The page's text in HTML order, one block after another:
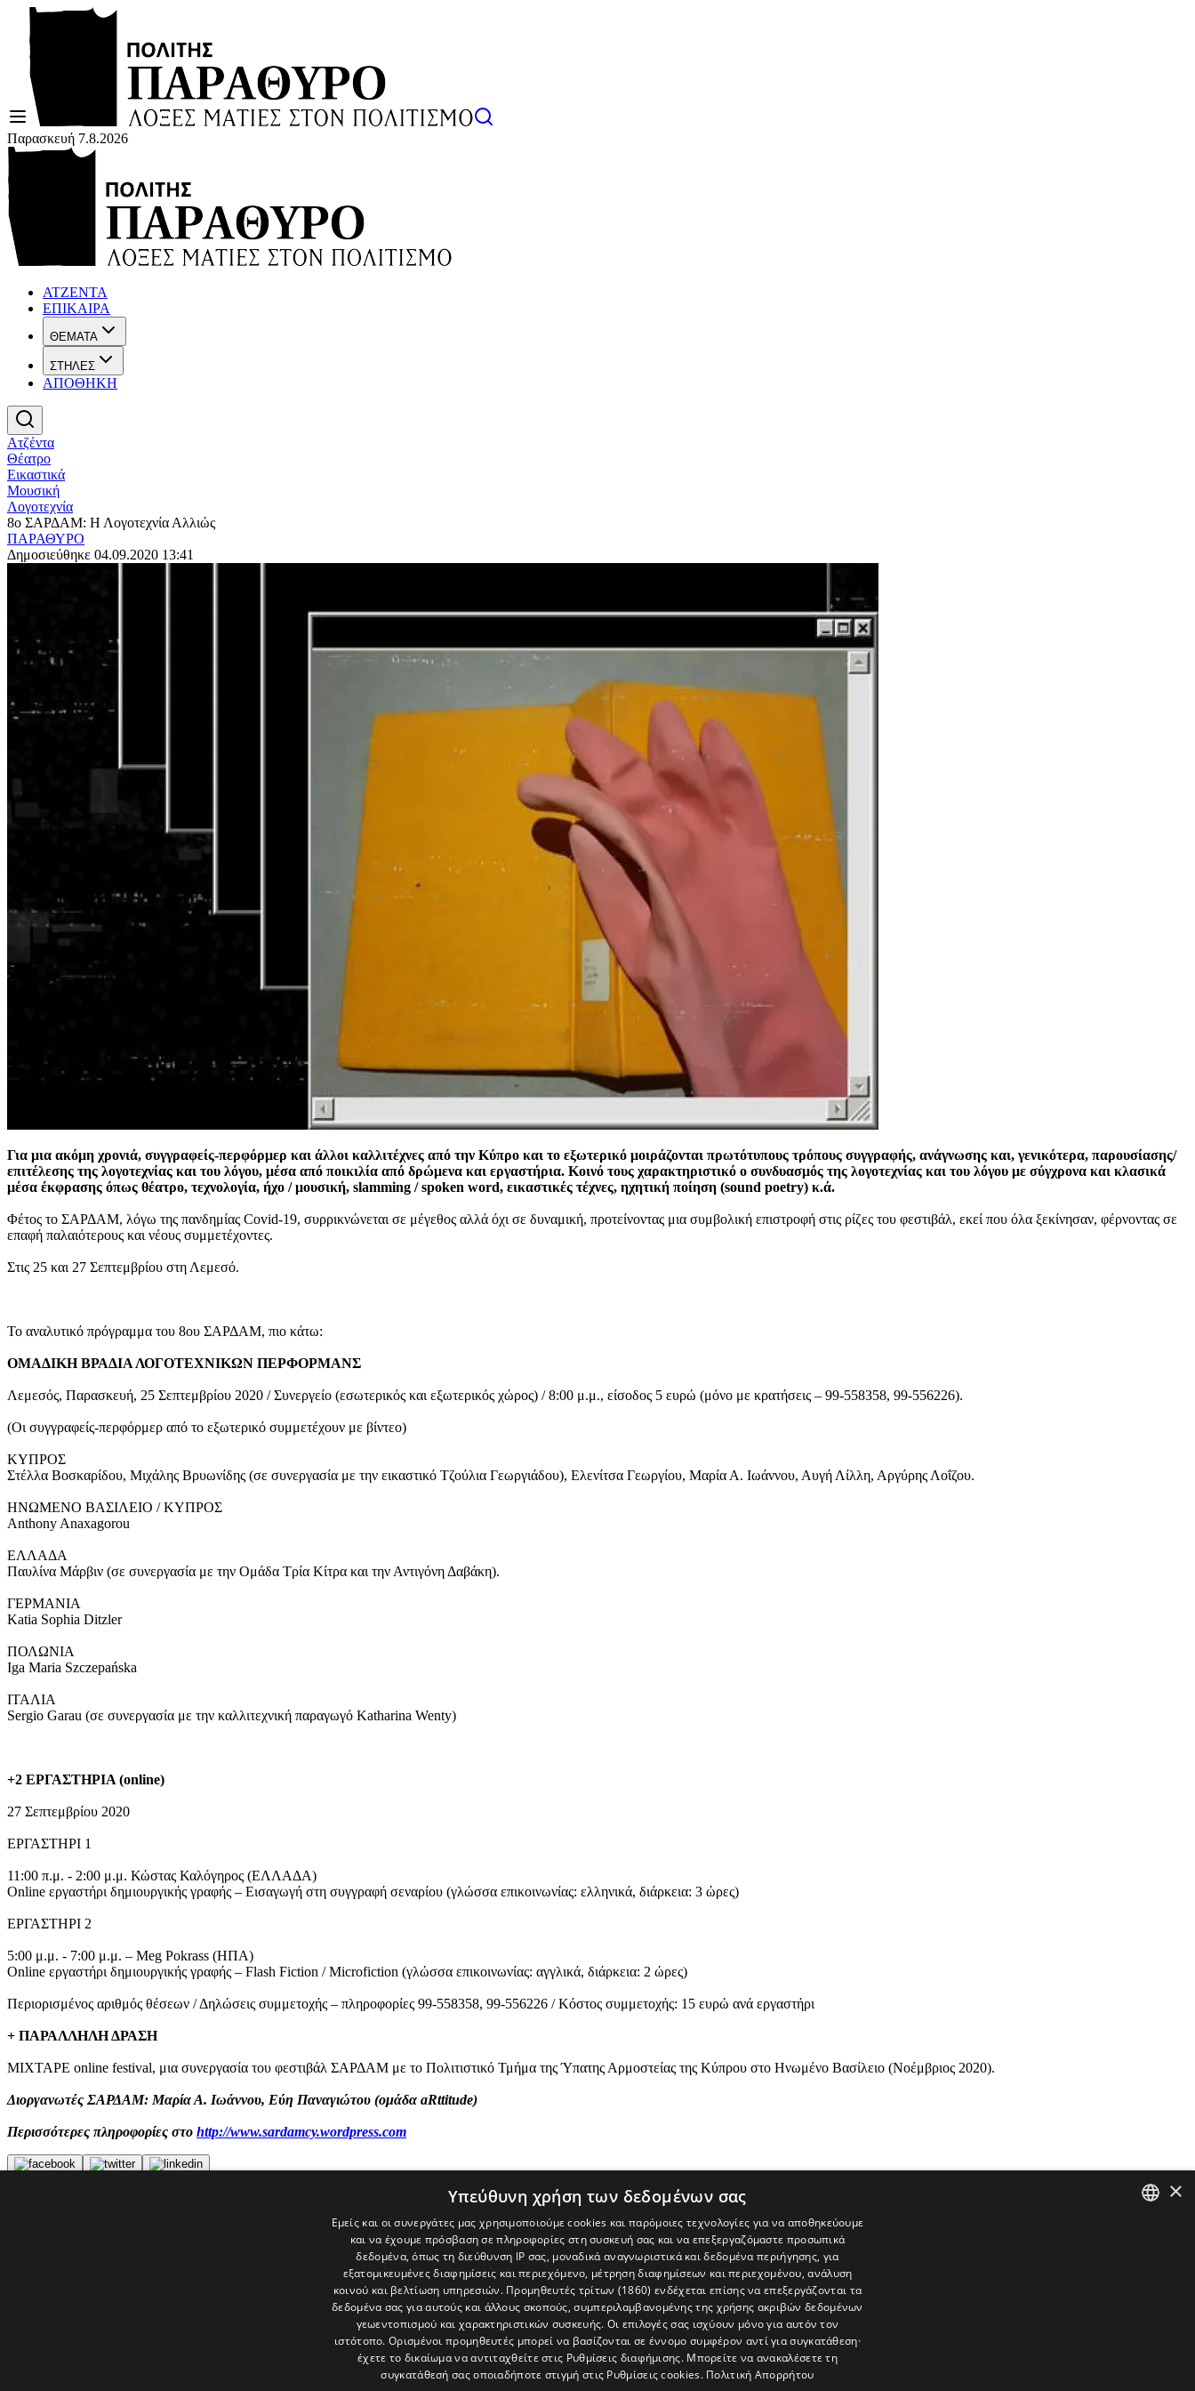
Παρασκευή 7.8.2026
ΑΤΖΕΝΤΑ
ΕΠΙΚΑΙΡΑ
ΘΕΜΑΤΑ
ΣΤΗΛΕΣ
ΑΠΟΘΗΚΗ
Ατζέντα
Θέατρο
Εικαστικά
Μουσική
Λογοτεχνία
8ο ΣΑΡΔΑΜ: Η Λογοτεχνία Αλλιώς
ΠΑΡΑΘΥΡΟ
Δημοσιεύθηκε 04.09.2020 13:41
Για μια ακόμη χρονιά, συγγραφείς-περφόρμερ και άλλοι καλλιτέχνες από την Κύπρο και το εξωτερικό μοιράζονται πρωτότυπους τρόπους συγγραφής, ανάγνωσης και, γενικότερα, παρουσίασης/
επιτέλεσης της λογοτεχνίας και του λόγου, μέσα από ποικιλία από δρώμενα και εργαστήρια. Κοινό τους χαρακτηριστικό ο συνδυασμός της λογοτεχνίας και του λόγου με σύγχρονα και κλασικά
μέσα έκφρασης όπως θέατρο, τεχνολογία, ήχο / μουσική, slamming / spoken word, εικαστικές τέχνες, ηχητική ποίηση (sound poetry) κ.ά.
Φέτος το ΣΑΡΔΑΜ, λόγω της πανδημίας Covid-19, συρρικνώνεται σε μέγεθος αλλά όχι σε δυναμική, προτείνοντας μια συμβολική επιστροφή στις ρίζες του φεστιβάλ, εκεί που όλα ξεκίνησαν, φέρνοντας σε
επαφή παλαιότερους και νέους συμμετέχοντες.
Στις 25 και 27 Σεπτεμβρίου στη Λεμεσό.
Το αναλυτικό πρόγραμμα του 8ου ΣΑΡΔΑΜ, πιο κάτω:
ΟΜΑΔΙΚΗ ΒΡΑΔΙΑ ΛΟΓΟΤΕΧΝΙΚΩΝ ΠΕΡΦΟΡΜΑΝΣ
Λεμεσός, Παρασκευή, 25 Σεπτεμβρίου 2020 / Συνεργείο (εσωτερικός και εξωτερικός χώρος) / 8:00 μ.μ., είσοδος 5 ευρώ (μόνο με κρατήσεις – 99-558358, 99-556226).
(Οι συγγραφείς-περφόρμερ από το εξωτερικό συμμετέχουν με βίντεο)
ΚΥΠΡΟΣ
Στέλλα Βοσκαρίδου, Μιχάλης Βρυωνίδης (σε συνεργασία με την εικαστικό Τζούλια Γεωργιάδου), Ελενίτσα Γεωργίου, Μαρία Α. Ιωάννου, Αυγή Λίλλη, Αργύρης Λοΐζου.
ΗΝΩΜΕΝΟ ΒΑΣΙΛΕΙΟ / ΚΥΠΡΟΣ
Anthony Anaxagorou
ΕΛΛΑΔΑ
Παυλίνα Μάρβιν (σε συνεργασία με την Ομάδα Τρία Κίτρα και την Αντιγόνη Δαβάκη).
ΓΕΡΜΑΝΙΑ
Katia Sophia Ditzler
ΠΟΛΩΝΙΑ
Iga Maria Szczepańska
ΙΤΑΛΙΑ
Sergio Garau (σε συνεργασία με την καλλιτεχνική παραγωγό Katharina Wenty)
+2 ΕΡΓΑΣΤΗΡΙΑ (online)
27 Σεπτεμβρίου 2020
ΕΡΓΑΣΤΗΡΙ 1
11:00 π.μ. - 2:00 μ.μ. Κώστας Καλόγηρος (ΕΛΛΑΔΑ)
Online εργαστήρι δημιουργικής γραφής – Εισαγωγή στη συγγραφή σεναρίου (γλώσσα επικοινωνίας: ελληνικά, διάρκεια: 3 ώρες)
ΕΡΓΑΣΤΗΡΙ 2
5:00 μ.μ. - 7:00 μ.μ. – Meg Pokrass (ΗΠΑ)
Online εργαστήρι δημιουργικής γραφής – Flash Fiction / Microfiction (γλώσσα επικοινωνίας: αγγλικά, διάρκεια: 2 ώρες)
Περιορισμένος αριθμός θέσεων / Δηλώσεις συμμετοχής – πληροφορίες 99-558358, 99-556226 / Κόστος συμμετοχής: 15 ευρώ ανά εργαστήρι
+ ΠΑΡΑΛΛΗΛΗ ΔΡΑΣΗ
MIXTAPE online festival, μια συνεργασία του φεστιβάλ ΣΑΡΔΑΜ με το Πολιτιστικό Τμήμα της Ύπατης Αρμοστείας της Κύπρου στο Ηνωμένο Βασίλειο (Νοέμβριος 2020).
Διοργανωτές ΣΑΡΔΑΜ: Μαρία Α. Ιωάννου, Εύη Παναγιώτου (ομάδα aRttitude)
Περισσότερες πληροφορίες στο http://www.sardamcy.wordpress.com
×
Υπεύθυνη χρήση των δεδομένων σας
Εμείς και οι συνεργάτες μας χρησιμοποιούμε cookies και παρόμοιες τεχνολογίες για να αποθηκεύουμε
και να έχουμε πρόσβαση σε πληροφορίες στη συσκευή σας και να επεξεργαζόμαστε προσωπικά
δεδομένα, όπως τη διεύθυνση IP σας, μοναδικά αναγνωριστικά και δεδομένα περιήγησης, για
εξατομικευμένες διαφημίσεις και περιεχόμενο, μέτρηση διαφημίσεων και περιεχομένου, ανάλυση
κοινού και βελτίωση υπηρεσιών. Προμηθευτές τρίτων (1860) ενδέχεται επίσης να επεξεργάζονται τα
δεδομένα σας για αυτούς και άλλους σκοπούς, συμπεριλαμβανομένης της χρήσης ακριβών δεδομένων
γεωεντοπισμού και χαρακτηριστικών συσκευής. Οι επιλογές σας ισχύουν μόνο για αυτόν τον
ιστότοπο. Ορισμένοι προμηθευτές μπορεί να βασίζονται σε έννομο συμφέρον αντί για συγκατάθεση·
έχετε το δικαίωμα να αντιταχθείτε στις Ρυθμίσεις διαφήμισης. Μπορείτε να ανακαλέσετε τη
συγκατάθεσή σας οποιαδήποτε στιγμή στις Ρυθμίσεις cookies. Πολιτική Απορρήτου